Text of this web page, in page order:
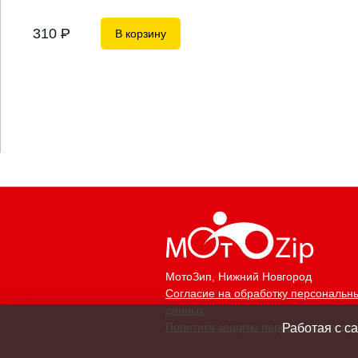
310 P В корзину
МотоЗип , Нижний Новгород
Согласие на обработку
данных
Политика защиты персональных
Работая с